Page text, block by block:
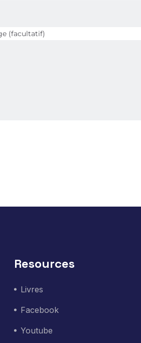
(facultatif)
Resources
Livres
Facebook
Youtube